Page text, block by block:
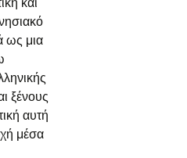
και
ως μια
ξένους
αυτή
μέσα